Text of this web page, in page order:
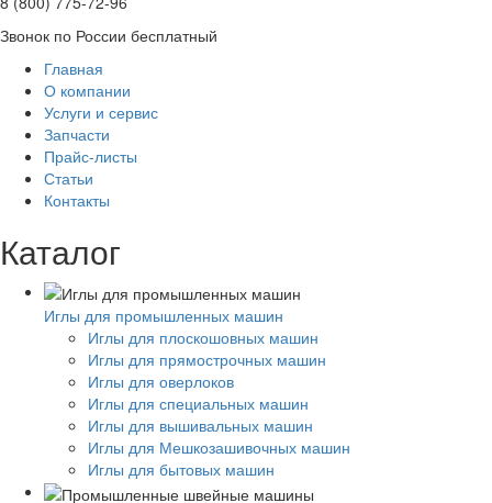
Звонок по России бесплатный
Главная
О компании
Услуги и сервис
Запчасти
Прайс-листы
Статьи
Контакты
Каталог
Иглы для промышленных машин
Иглы для плоскошовных машин
Иглы для прямострочных машин
Иглы для оверлоков
Иглы для специальных машин
Иглы для вышивальных машин
Иглы для Мешкозашивочных машин
Иглы для бытовых машин